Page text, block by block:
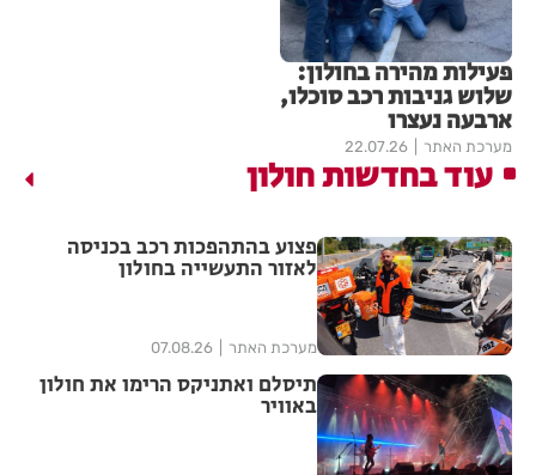
פעילות מהירה בחולון:
שלוש גניבות רכב סוכלו,
ארבעה נעצרו
מערכת האתר 22.07.26
עוד בחדשות חולון
פצוע בהתהפכות רכב בכניסה
לאזור התעשייה בחולון
מערכת האתר 07.08.26
תיסלם ואתניקס הרימו את חולון
באוויר